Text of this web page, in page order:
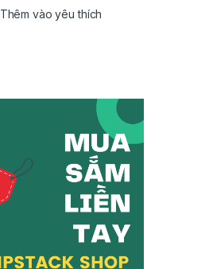
Thêm vào yêu thích